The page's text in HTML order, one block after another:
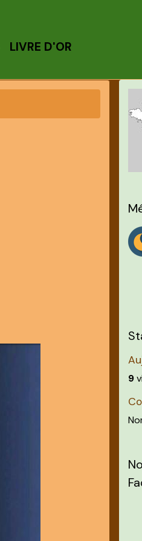
LIVRE D'OR
9